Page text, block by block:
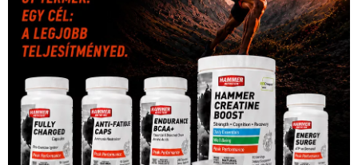
Hirdetés